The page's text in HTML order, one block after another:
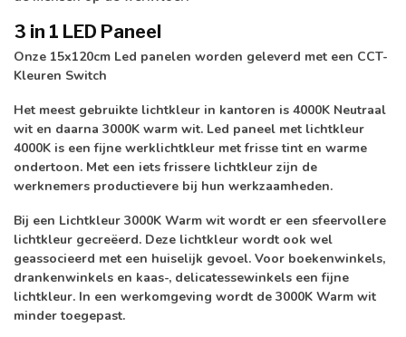
3 in 1 LED Paneel
Onze 15x120cm Led panelen worden geleverd met een CCT-
Kleuren Switch
Het meest gebruikte lichtkleur in kantoren is 4000K Neutraal
wit en daarna 3000K warm wit. Led paneel met lichtkleur
4000K is een fijne werklichtkleur met frisse tint en warme
ondertoon. Met een iets frissere lichtkleur zijn de
werknemers productievere bij hun werkzaamheden.
Bij een Lichtkleur 3000K Warm wit wordt er een sfeervollere
lichtkleur gecreëerd. Deze lichtkleur wordt ook wel
geassocieerd met een huiselijk gevoel. Voor boekenwinkels,
drankenwinkels en kaas-, delicatessewinkels een fijne
lichtkleur. In een werkomgeving wordt de 3000K Warm wit
minder toegepast.